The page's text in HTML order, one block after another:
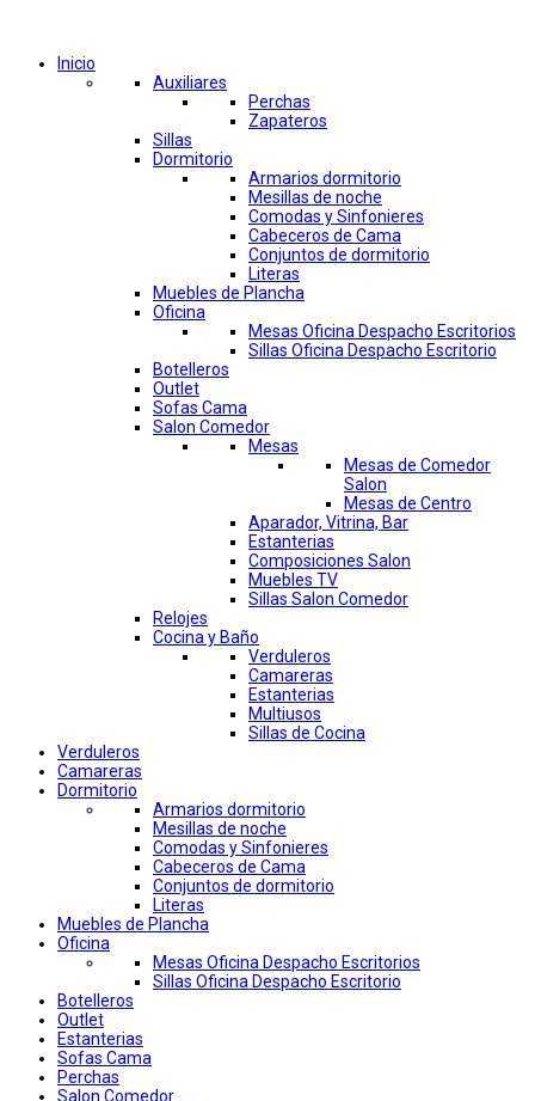
Inicio
Auxiliares
Perchas
Zapateros
Sillas
Dormitorio
Armarios dormitorio
Mesillas de noche
Comodas y Sinfonieres
Cabeceros de Cama
Conjuntos de dormitorio
Literas
Muebles de Plancha
Oficina
Mesas Oficina Despacho Escritorios
Sillas Oficina Despacho Escritorio
Botelleros
Outlet
Sofas Cama
Salon Comedor
Mesas
Mesas de Comedor
Salon
Mesas de Centro
Aparador, Vitrina, Bar
Estanterias
Composiciones Salon
Muebles TV
Sillas Salon Comedor
Relojes
Cocina y Baño
Verduleros
Camareras
Estanterias
Multiusos
Sillas de Cocina
Verduleros
Camareras
Dormitorio
Armarios dormitorio
Mesillas de noche
Comodas y Sinfonieres
Cabeceros de Cama
Conjuntos de dormitorio
Literas
Muebles de Plancha
Oficina
Mesas Oficina Despacho Escritorios
Sillas Oficina Despacho Escritorio
Botelleros
Outlet
Estanterias
Sofas Cama
Perchas
Salon Comedor